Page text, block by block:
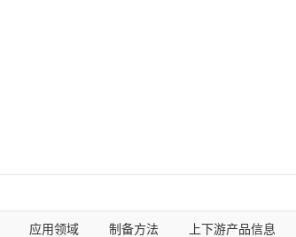
应用领域 制备方法 上下游产品信息